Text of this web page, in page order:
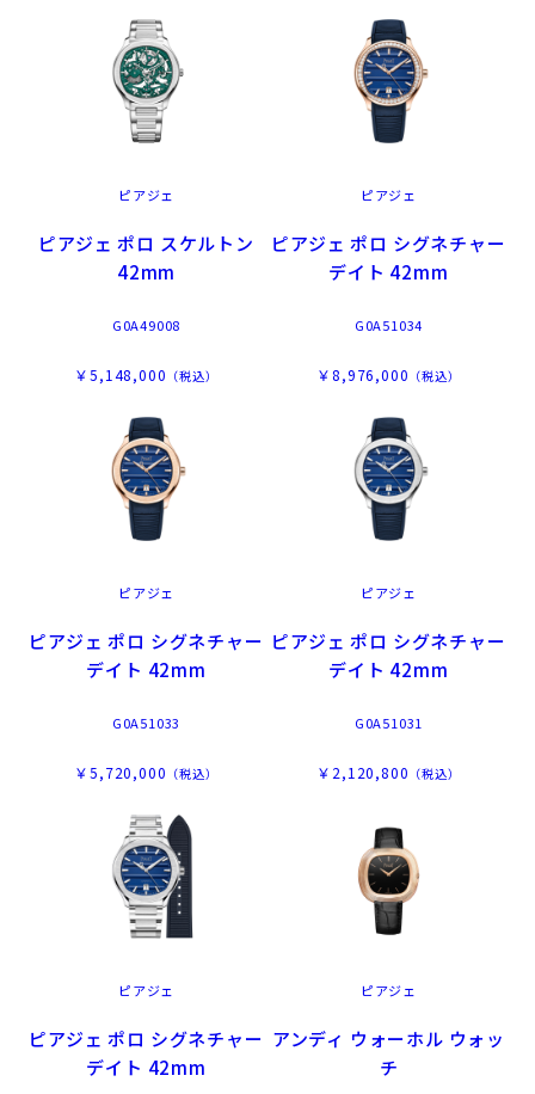
ピアジェ
ピアジェ ポロ スケルトン
42mm
G0A49008
￥5,148,000 （税込）
ピアジェ
ピアジェ ポロ シグネチャー
デイト 42mm
G0A51034
￥8,976,000 （税込）
ピアジェ
ピアジェ ポロ シグネチャー
デイト 42mm
G0A51033
￥5,720,000 （税込）
ピアジェ
ピアジェ ポロ シグネチャー
デイト 42mm
G0A51031
￥2,120,800 （税込）
ピアジェ
ピアジェ ポロ シグネチャー
デイト 42mm
ピアジェ
アンディ ウォーホル ウォッ
チ